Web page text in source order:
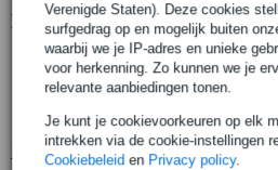
Verenigde Staten). Deze cookies
surfgedrag op en mogelijk buiten
waarbij we je IP-adres en unieke
voor herkenning. Zo kunnen we je
relevante aanbiedingen tonen.
Je kunt je cookievoorkeuren op elk
intrekken via de cookie-instellingen
Cookiebeleid en Privacy policy.
Productinformatie
draadloos gitaarsysteem
set van zender en ontvanger
micro-USB Y-kabel inclusief
Bekijk alle productspecificaties